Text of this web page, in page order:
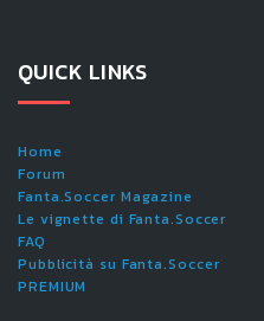
QUICK LINKS
Home
Forum
Fanta.Soccer Magazine
Le vignette di Fanta.Soccer
FAQ
Pubblicità su Fanta.Soccer
PREMIUM